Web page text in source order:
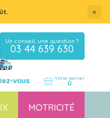
×
Un conseil, une question ?
03 44 639 630
vous Votre panier
0
MOTRICITÉ